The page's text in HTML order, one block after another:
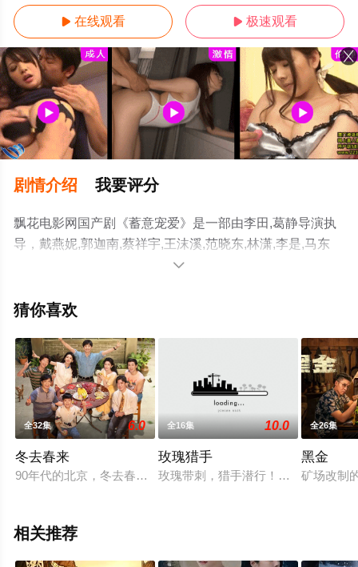
 在线观看  极速观看
剧情介绍 我要评分
飘花电影网国产剧《蓄意宠爱》是一部由李田,葛静导演执
导，戴燕妮,郭迦南,蔡祥宇,王沫溪,范晓东,林潇,李是,马东
延,栾浚威,萧松原,陈欢,葛兆美,马昕墨,潘德文等演员精彩演
手机免费观看高清无删减完整版电视剧全集就上飘花影
等平台了解。

猜你喜欢
全32集 6.0
冬去春来
90年代的北京，冬去春来小旅馆，见证了一群来自天南海北怀
全16集 10.0
玫瑰猎手
玫瑰带刺，猎手潜行！都市悬爱迷雾
全26集
黑金
矿场改制
相关推荐